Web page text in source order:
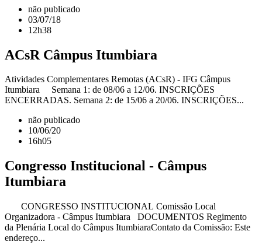
não publicado
03/07/18
12h38
ACsR Câmpus Itumbiara
Atividades Complementares Remotas (ACsR) - IFG Câmpus
Itumbiara Semana 1: de 08/06 a 12/06. INSCRIÇÕES
ENCERRADAS. Semana 2: de 15/06 a 20/06. INSCRIÇÕES...
não publicado
10/06/20
16h05
Congresso Institucional - Câmpus
Itumbiara
CONGRESSO INSTITUCIONAL Comissão Local
Organizadora - Câmpus Itumbiara DOCUMENTOS Regimento
da Plenária Local do Câmpus ItumbiaraContato da Comissão: Este
endereço...